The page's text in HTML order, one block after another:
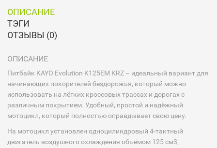
ОПИСАНИЕ
ТЭГИ
ОТЗЫВЫ (0)
ОПИСАНИЕ
Питбайк KAYO Evolution K125EM KRZ – идеальный вариант для
начинающих покорителей бездорожья, который можно
использовать на лёгких кроссовых трассах и дорогах с
различным покрытием. Удобный, простой и надёжный
мотоцикл, который полностью оправдывает свою цену.
На мотоцикл установлен одноцилиндровый 4-тактный
двигатель воздушного охлаждения объёмом 125 см3,